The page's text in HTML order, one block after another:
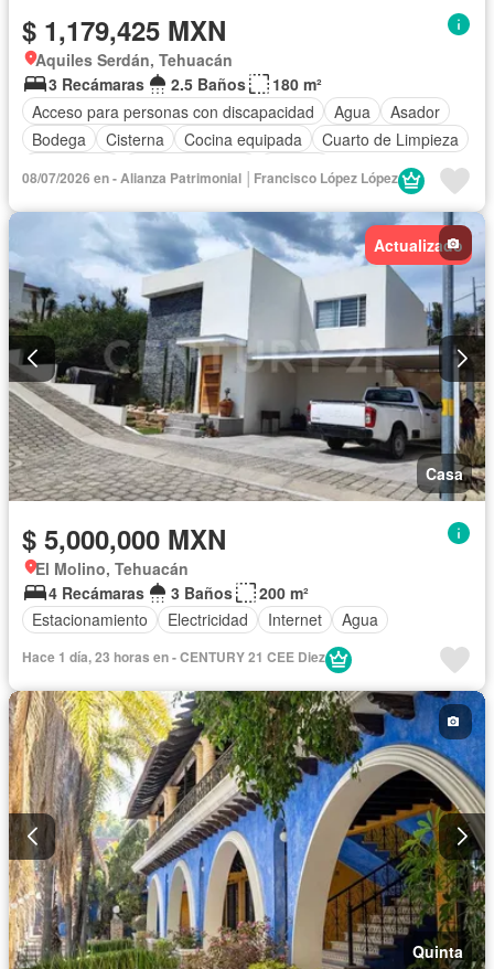
$ 1,179,425 MXN
Aquiles Serdán, Tehuacán
3 Recámaras
2.5 Baños
180 m²
Acceso para personas con discapacidad
Agua
Asador
Bodega
Cisterna Cocina equipada
Cuarto de Limpieza
Estacionamiento
Sin amueblar
08/07/2026 en - Alianza Patrimonial │Francisco López López
Actualizado
Casa
$ 5,000,000 MXN
El Molino, Tehuacán
4 Recámaras
3 Baños
200 m²
Estacionamiento
Electricidad Internet Agua
Hace 1 día, 23 horas en - CENTURY 21 CEE Diez
Quinta